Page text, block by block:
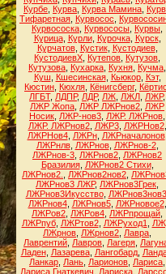
Курбе Курва Курва Мамина
Тифаретная Курвосос
Курвососка Курвососы Курвы
Курица, Курли, Курочка, Курск,
Курчатов, Кустик, Кустодиев,
КустодиевХ Кутепов Кутузов
Кутузова Кухарка Кухня Кучма
Куш
Кшесинская, Кьюкор, Кэт,
Кюстин Кюхля Кёнигсберг, Кёртис
ЛГБТ, ЛДПР, ЛДР, ЛЖ ЛЖЛ ЛЖР,
ЛЖР Жопа ЛЖР ЛЖРнов2 ЛЖР
Носик ЛЖР-нов3 ЛЖР. ЛЖРнов
ЛЖР. ЛЖРнов2, ЛЖР3, ЛЖРНов2,
ЛЖРНов4, ЛЖРн, ЛЖРначалонов,
ЛЖРнлв, ЛЖРнов, ЛЖРнов-2,
ЛЖРнов-3 ЛЖРнов2 ЛЖРнов2
Бразилия, ЛЖРнов2 Стихи,
ЛЖРнов2.
ЛЖРнов2нов2
ЛЖРнов3 ЛЖР, ЛЖРнов3Грек
ЛЖРнов3Икусство, ЛЖРнов3нов3
ЛЖРнов4, ЛЖРнов5, ЛЖРновое2,
ЛЖРов2 ЛЖРов4 ЛЖРпрощай
ЛЖРпуб, ЛЖРтов2, ЛЖРуход1
ЛЖрнов ЛЖрнов2 Лавра
Лаврентий Лавров Лагеря
Ладен, Лазарева, Лангобард,
Ланкар Лань Ларионов Лариса
Лариса Гнаткевич
Лариска,